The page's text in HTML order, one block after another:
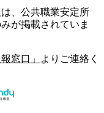
、公共職業安定所
が掲載されていま
窓口」
よりご連絡く